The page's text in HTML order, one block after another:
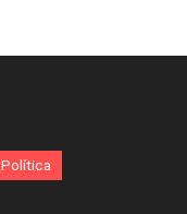
Política